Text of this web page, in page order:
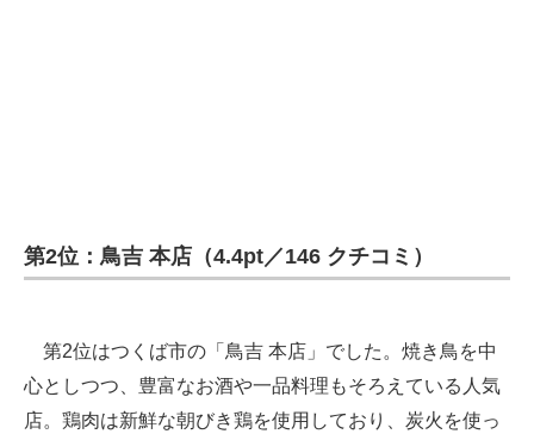
第2位：鳥吉 本店（4.4pt／146 クチコミ）
第2位はつくば市の「鳥吉 本店」でした。焼き鳥を中
心としつつ、豊富なお酒や一品料理もそろえている人気
店。鶏肉は新鮮な朝びき鶏を使用しており、炭火を使っ